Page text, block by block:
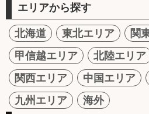
エリアから探す
北海道 東北エリア
関
甲信越エリア
北陸エリア
関西エリア
中国エリア
九州エリア
海外